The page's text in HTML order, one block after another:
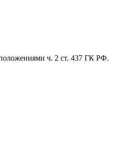
ч. 2 ст. 437 ГК РФ.